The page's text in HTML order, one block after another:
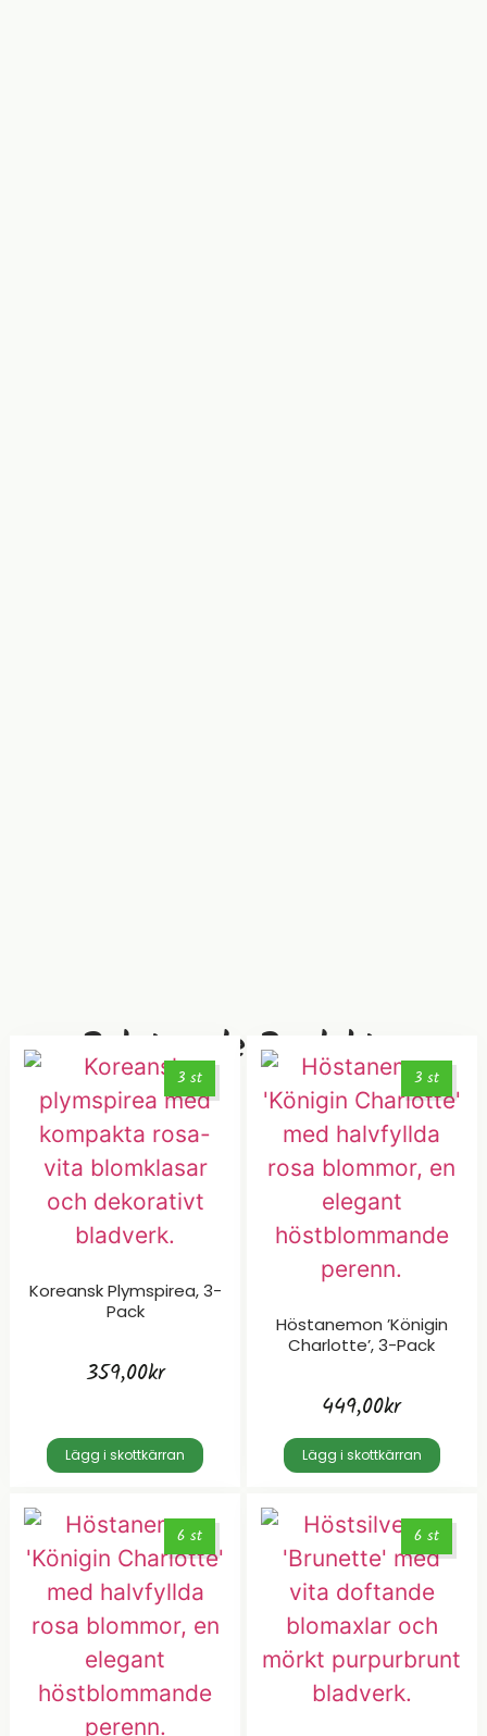
Relaterade Produkter
3 st
Koreansk Plymspirea, 3-
Pack
359,00kr
Lägg i skottkärran
3 st
Höstanemon ’Königin
Charlotte’, 3-Pack
449,00kr
Lägg i skottkärran
6 st 6 st